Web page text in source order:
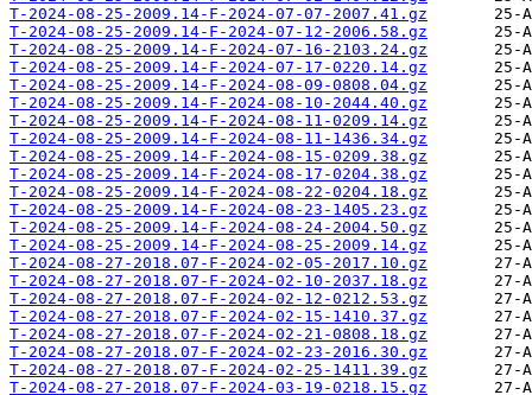
T-2024-08-25-2009.14-F-2024-07-07-2007.41.gz
T-2024-08-25-2009.14-F-2024-07-12-2006.58.gz
T-2024-08-25-2009.14-F-2024-07-16-2103.24.gz
T-2024-08-25-2009.14-F-2024-07-17-0220.14.gz
T-2024-08-25-2009.14-F-2024-08-09-0808.04.gz
T-2024-08-25-2009.14-F-2024-08-10-2044.40.gz
T-2024-08-25-2009.14-F-2024-08-11-0209.14.gz
T-2024-08-25-2009.14-F-2024-08-11-1436.34.gz
T-2024-08-25-2009.14-F-2024-08-15-0209.38.gz
T-2024-08-25-2009.14-F-2024-08-17-0204.38.gz
T-2024-08-25-2009.14-F-2024-08-22-0204.18.gz
T-2024-08-25-2009.14-F-2024-08-23-1405.23.gz
T-2024-08-25-2009.14-F-2024-08-24-2004.50.gz
T-2024-08-25-2009.14-F-2024-08-25-2009.14.gz
T-2024-08-27-2018.07-F-2024-02-05-2017.10.gz
T-2024-08-27-2018.07-F-2024-02-10-2037.18.gz
T-2024-08-27-2018.07-F-2024-02-12-0212.53.gz
T-2024-08-27-2018.07-F-2024-02-15-1410.37.gz
T-2024-08-27-2018.07-F-2024-02-21-0808.18.gz
T-2024-08-27-2018.07-F-2024-02-23-2016.30.gz
T-2024-08-27-2018.07-F-2024-02-25-1411.39.gz
T-2024-08-27-2018.07-F-2024-03-19-0218.15.gz